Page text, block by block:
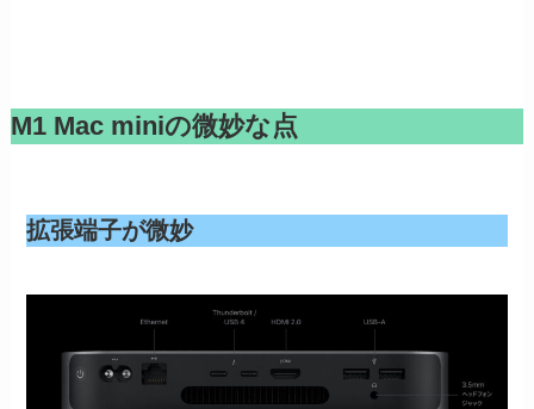
M1 Mac miniの微妙な点
拡張端子が微妙